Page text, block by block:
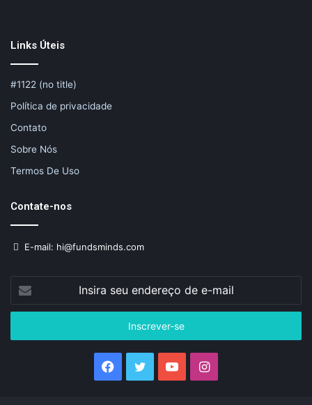
Links Úteis
#1122 (no title)
Política de privacidade
Contato
Sobre Nós
Termos De Uso
Contate-nos
E-mail: hi@fundsminds.com
Insira
seu
endereço
e-
Facebook
Twitter YouTubeInstagram